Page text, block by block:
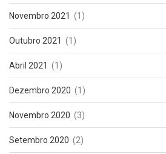
Novembro 2021 (1)
Outubro 2021 (1)
Abril 2021 (1)
Dezembro 2020 (1)
Novembro 2020 (3)
Setembro 2020 (2)